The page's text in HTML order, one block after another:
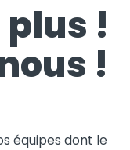
!
!
équipes dont le